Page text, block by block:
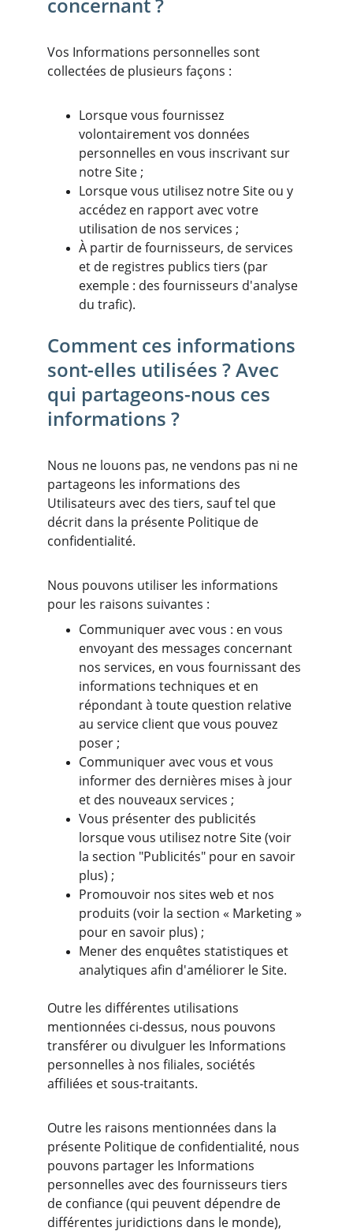
Vos Informations personnelles sont
collectées de plusieurs façons :
Lorsque vous fournissez
volontairement vos données
personnelles en vous inscrivant sur
notre Site ;
Lorsque vous utilisez notre Site ou y
accédez en rapport avec votre
utilisation de nos services ;
À partir de fournisseurs, de services
et de registres publics tiers (par
exemple : des fournisseurs d'analyse
du trafic).
Comment ces informations
sont-elles utilisées ? Avec
qui partageons-nous ces
informations ?
Nous ne louons pas, ne vendons pas ni ne
partageons les informations des
Utilisateurs avec des tiers, sauf tel que
décrit dans la présente Politique de
confidentialité.
Nous pouvons utiliser les informations
pour les raisons suivantes :
Communiquer avec vous : en vous
envoyant des messages concernant
nos services, en vous fournissant des
informations techniques et en
répondant à toute question relative
au service client que vous pouvez
poser ;
Communiquer avec vous et vous
informer des dernières mises à jour
et des nouveaux services ;
Vous présenter des publicités
lorsque vous utilisez notre Site (voir
la section "Publicités" pour en savoir
plus) ;
Promouvoir nos sites web et nos
produits (voir la section « Marketing »
pour en savoir plus) ;
Mener des enquêtes statistiques et
analytiques afin d'améliorer le Site.
Outre les différentes utilisations
mentionnées ci-dessus, nous pouvons
transférer ou divulguer les Informations
personnelles à nos filiales, sociétés
affiliées et sous-traitants.
Outre les raisons mentionnées dans la
présente Politique de confidentialité, nous
pouvons partager les Informations
personnelles avec des fournisseurs tiers
de confiance (qui peuvent dépendre de
différentes juridictions dans le monde),